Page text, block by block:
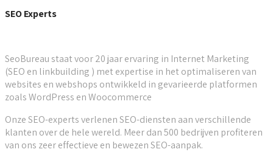
SEO Experts
SeoBureau staat voor 20 jaar ervaring in Internet Marketing
(SEO en linkbuilding ) met expertise in het optimaliseren van
websites en webshops ontwikkeld in gevarieerde platformen
zoals WordPress en Woocommerce
Onze SEO-experts verlenen SEO-diensten aan verschillende
klanten over de hele wereld. Meer dan 500 bedrijven profiteren
van ons zeer effectieve en bewezen SEO-aanpak.